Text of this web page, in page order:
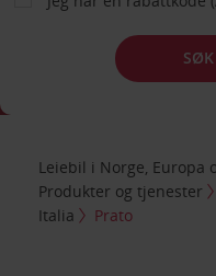
SØK
Leiebil i Norge, Europa
Produkter og tjenester
Italia
Prato